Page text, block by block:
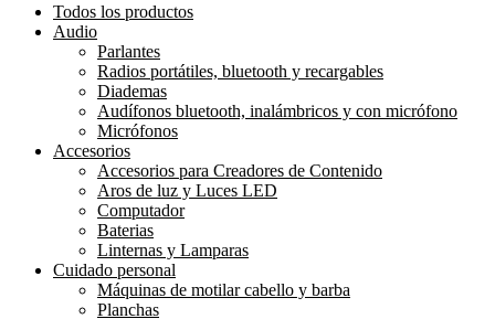
Todos los productos
Audio
Parlantes
Radios portátiles, bluetooth y recargables
Diademas
Audífonos bluetooth, inalámbricos y con micrófono
Micrófonos
Accesorios
Accesorios para Creadores de Contenido
Aros de luz y Luces LED
Computador
Baterias
Linternas y Lamparas
Cuidado personal
Máquinas de motilar cabello y barba
Planchas